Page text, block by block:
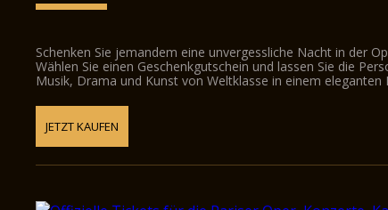
Schenken Sie jemandem eine unvergessliche Nacht in der
Wählen Sie einen Geschenkgutschein und lassen Sie die
Musik, Drama und Kunst von Weltklasse in einem eleganten
JETZT KAUFEN